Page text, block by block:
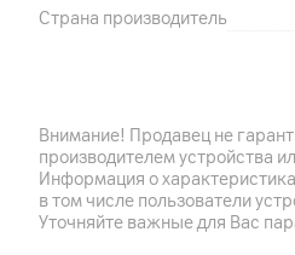
Страна производитель
Внимание! Продавец не
производителем устройства
Информация о
в том числе пользователи
Уточняйте важные для Вас